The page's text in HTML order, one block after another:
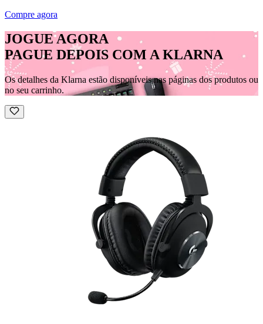
Compre agora
JOGUE AGORA
PAGUE DEPOIS COM A KLARNA
Os detalhes da Klarna estão disponíveis nas páginas dos produtos ou
no seu carrinho.